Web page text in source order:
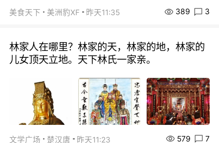
美食天下 美洲豹XF 昨天11:35 389 3
林家人在哪里？林家的天，林家的地，林家的
儿女顶天立地。天下林氏一家亲。
文学广场 楚汉唐 昨天11:23 579 7